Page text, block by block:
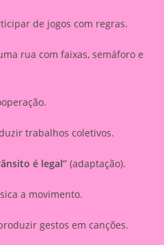
de jogos com regras.
rua com faixas, semáforo e
trabalhos coletivos.
é legal” (adaptação).
a movimento.
gestos em canções.